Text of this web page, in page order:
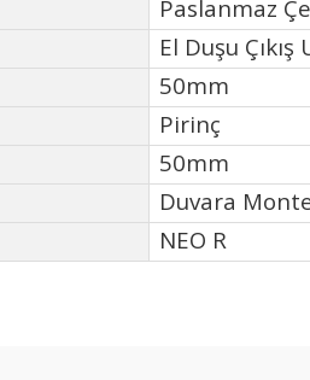
Paslanmaz
El Duşu Çıkış
50mm
Pirinç
50mm
Duvara
NEO R